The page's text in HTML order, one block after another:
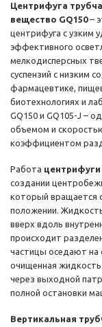
Центрифуга
вещество GQ150–
центрифуга с узким
эффективного
мелкодисперсных
суспензий с низким
фармацевтике,
биотехнологиях и
GQ150 и GQ105-J –
объемом и
коэффициентом
Работа центрифуги
создании
который вращается
положении.
вверх вдоль
происходит
частицы оседают на
очищенная жидкость
через выходной
полной остановки
Вертикальная